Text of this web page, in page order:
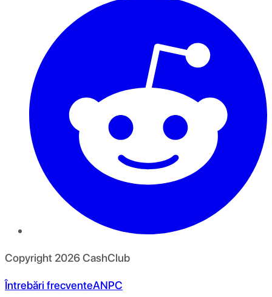
Copyright 2026CashClub
Întrebări frecventeANPC